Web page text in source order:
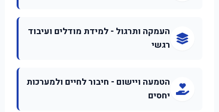
העמקה ותרגול - למידת מודלים ועיבוד
רגשי
הטמעה ויישום - חיבור לחיים ולמערכות
יחסים